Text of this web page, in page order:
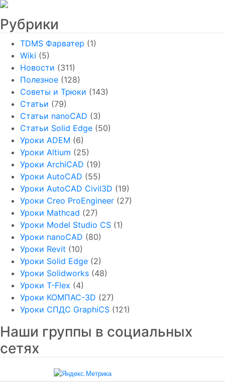
Рубрики
TDMS Фарватер (1)
Wiki (5)
Новости (311)
Полезное (128)
Советы и Трюки (143)
Статьи (79)
Статьи nanoCAD (3)
Статьи Solid Edge (50)
Уроки ADEM (6)
Уроки Altium (25)
Уроки ArchiCAD (19)
Уроки AutoCAD (55)
Уроки AutoCAD Civil3D (19)
Уроки Creo ProEngineer (27)
Уроки Mathcad (27)
Уроки Model Studio CS (1)
Уроки nanoCAD (80)
Уроки Revit (10)
Уроки Solid Edge (2)
Уроки Solidworks (48)
Уроки T-Flex (4)
Уроки КОМПАС-3D (27)
Уроки СПДС GraphiCS (121)
Наши группы в социальных
сетях